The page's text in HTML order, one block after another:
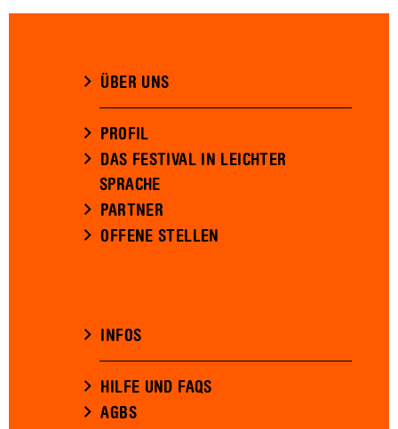
ÜBER UNS
PROFIL
DAS FESTIVAL IN LEICHTER
SPRACHE
PARTNER
OFFENE STELLEN
INFOS
HILFE UND FAQS
AGBS